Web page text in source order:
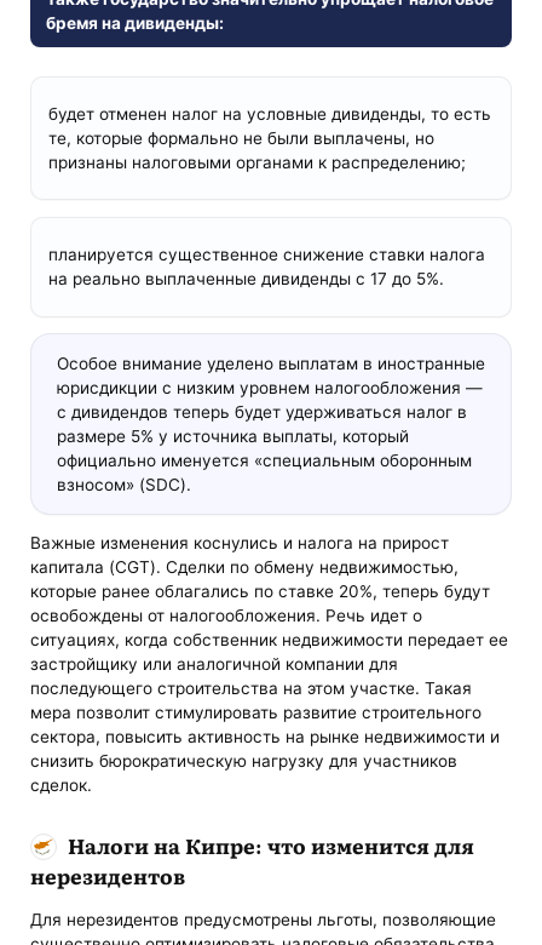
бремя на дивиденды:
будет отменен налог на условные дивиденды, то есть
те, которые формально не были выплачены, но
признаны налоговыми органами к распределению;
планируется существенное снижение ставки налога
на реально выплаченные дивиденды с 17 до 5%.
Особое внимание уделено выплатам в иностранные
юрисдикции с низким уровнем налогообложения —
с дивидендов теперь будет удерживаться налог в
размере 5% у источника выплаты, который
официально именуется «специальным оборонным
взносом» (SDC).
Важные изменения коснулись и налога на прирост
капитала (CGT). Сделки по обмену недвижимостью,
которые ранее облагались по ставке 20%, теперь будут
освобождены от налогообложения. Речь идет о
ситуациях, когда собственник недвижимости передает ее
застройщику или аналогичной компании для
последующего строительства на этом участке. Такая
мера позволит стимулировать развитие строительного
сектора, повысить активность на рынке недвижимости и
снизить бюрократическую нагрузку для участников
сделок.
Налоги на Кипре: что изменится для
нерезидентов
Для нерезидентов предусмотрены льготы, позволяющие